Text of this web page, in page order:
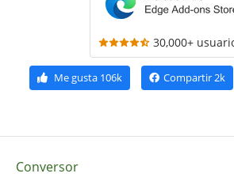
30,000+
Me gusta106k Compartir2k
Conversor